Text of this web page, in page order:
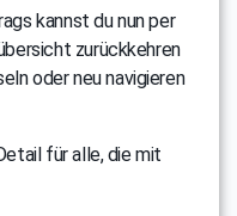
kannst du nun per
zurückkehren
oder neu navigieren
für alle, die mit